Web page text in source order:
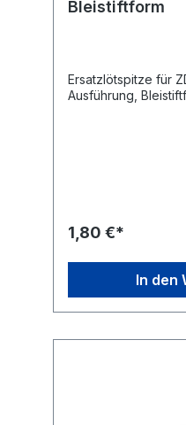
Bleistiftform
Ersatzlötspitze für
Ausführung,
1,80 €*
In den